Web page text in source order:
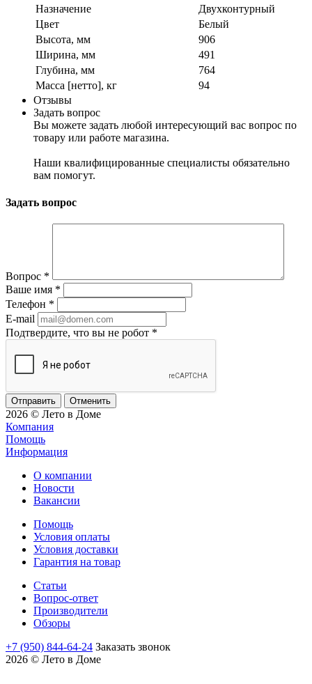
Назначение
Двухконтурный
Цвет
Белый
Высота, мм
906
Ширина, мм
491
Глубина, мм
764
Масса [нетто], кг
94
Отзывы
Задать вопрос
Вы можете задать любой интересующий вас вопрос по
товару или работе магазина.
Наши квалифицированные специалисты обязательно
вам помогут.
Задать вопрос
Вопрос *
Ваше имя *
Телефон *
E-mail
Подтвердите, что вы не робот *
Отменить
2026 © Лето в Доме
Компания
Помощь
Информация
О компании
Новости
Вакансии
Помощь
Условия оплаты
Условия доставки
Гарантия на товар
Статьи
Вопрос-ответ
Производители
Обзоры
+7 (950) 844-64-24 Заказать звонок
2026 © Лето в Доме